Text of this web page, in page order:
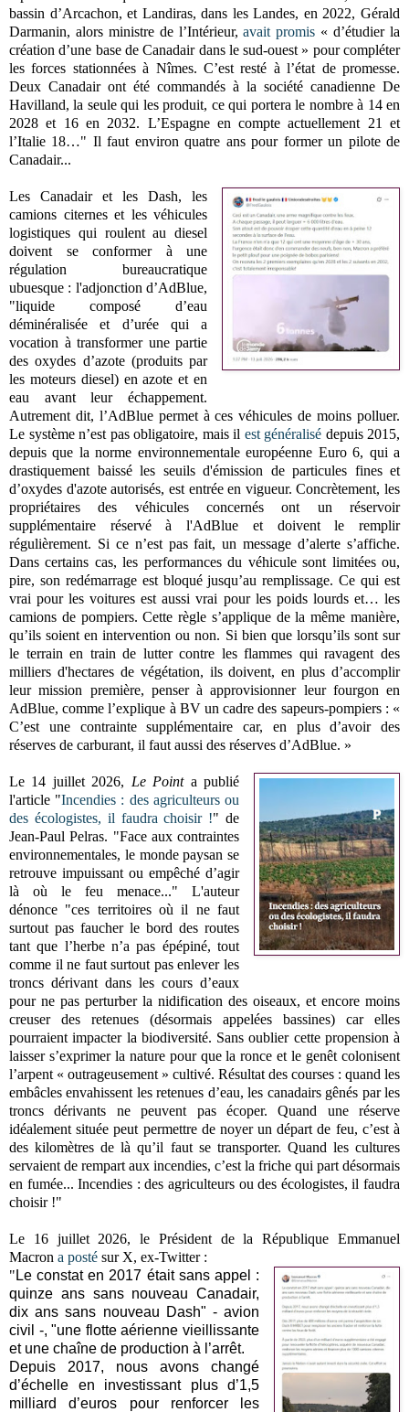
bassin d’Arcachon, et Landiras, dans les Landes, en 2022, Gérald
Darmanin, alors ministre de l’Intérieur,avait promis « d’étudier la
création d’une base de Canadair dans le sud-ouest » pour compléter
les forces stationnées à Nîmes. C’est resté à l’état de promesse.
Deux Canadair ont été commandés à la société canadienne De
Havilland, la seule qui les produit, ce qui portera le nombre à 14 en
2028 et 16 en 2032. L’Espagne en compte actuellement 21 et
l’Italie 18…" Il faut environ quatre ans pour former un pilote de
Canadair...
Les Canadair et les Dash, les
camions citernes et les véhicules
logistiques qui roulent au diesel
doivent se conformer à une
régulation bureaucratique
ubuesque : l'adjonction d’AdBlue,
"liquide composé d’eau
déminéralisée et d’urée qui a
vocation à transformer une partie
des oxydes d’azote (produits par
les moteurs diesel) en azote et en
eau avant leur échappement.
Autrement dit, l’AdBlue permet à ces véhicules de moins polluer.
Le système n’est pas obligatoire, mais il est généralisé depuis 2015,
depuis que la norme environnementale européenne Euro 6, qui a
drastiquement baissé les seuils d'émission de particules fines et
d’oxydes d'azote autorisés, est entrée en vigueur. Concrètement, les
propriétaires des véhicules concernés ont un réservoir
supplémentaire réservé à l'AdBlue et doivent le remplir
régulièrement. Si ce n’est pas fait, un message d’alerte s’affiche.
Dans certains cas, les performances du véhicule sont limitées ou,
pire, son redémarrage est bloqué jusqu’au remplissage. Ce qui est
vrai pour les voitures est aussi vrai pour les poids lourds et… les
camions de pompiers. Cette règle s’applique de la même manière,
qu’ils soient en intervention ou non. Si bien que lorsqu’ils sont sur
le terrain en train de lutter contre les flammes qui ravagent des
milliers d'hectares de végétation, ils doivent, en plus d’accomplir
leur mission première, penser à approvisionner leur fourgon en
AdBlue, comme l’explique à BV un cadre des sapeurs-pompiers : «
C’est une contrainte supplémentaire car, en plus d’avoir des
réserves de carburant, il faut aussi des réserves d’AdBlue. »
Le 14 juillet 2026, Le Pointa publié
l'article "Incendies : des agriculteurs ou
des écologistes, il faudra choisir !" de
Jean-Paul Pelras. "Face aux contraintes
environnementales, le monde paysan se
retrouve impuissant ou empêché d’agir
là où le feu menace..." L'auteur
dénonce "ces territoires où il ne faut
surtout pas faucher le bord des routes
tant que l’herbe n’a pas épépiné, tout
comme il ne faut surtout pas enlever les
troncs dérivant dans les cours d’eaux
pour ne pas perturber la nidification des oiseaux, et encore moins
creuser des retenues (désormais appelées bassines) car elles
pourraient impacter la biodiversité. Sans oublier cette propension à
laisser s’exprimer la nature pour que la ronce et le genêt colonisent
l’arpent « outrageusement » cultivé. Résultat des courses : quand les
embâcles envahissent les retenues d’eau, les canadairs gênés par les
troncs dérivants ne peuvent pas écoper. Quand une réserve
idéalement située peut permettre de noyer un départ de feu, c’est à
des kilomètres de là qu’il faut se transporter. Quand les cultures
servaient de rempart aux incendies, c’est la friche qui part désormais
en fumée... Incendies : des agriculteurs ou des écologistes, il faudra
choisir !"
Le 16 juillet 2026, le Président de la République Emmanuel
Macron a posté sur X, ex-Twitter :
" Le constat en 2017 était sans appel :
quinze ans sans nouveau Canadair,
dix ans sans nouveau Dash" - avion
civil -, "une flotte aérienne vieillissante
et une chaîne de production à l’arrêt.
Depuis 2017, nous avons changé
d’échelle en investissant plus d’1,5
milliard d’euros pour renforcer les